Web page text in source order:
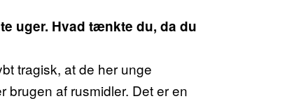
uger. Hvad tænkte du, da du
tragisk, at de her unge
brugen af rusmidler. Det er en